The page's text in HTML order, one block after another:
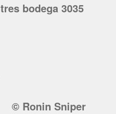
bodega 3035
© Ronin Sniper